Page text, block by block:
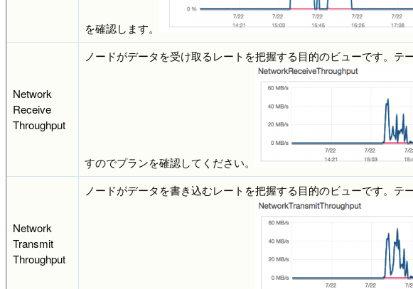
を確認します。
Network
Receive
Throughput
ノードがデータを受け取るレートを把握する目的のビューです。
すのでプランを確認してください。
Network
Transmit
Throughput
ノードがデータを書き込むレートを把握する目的のビューです。